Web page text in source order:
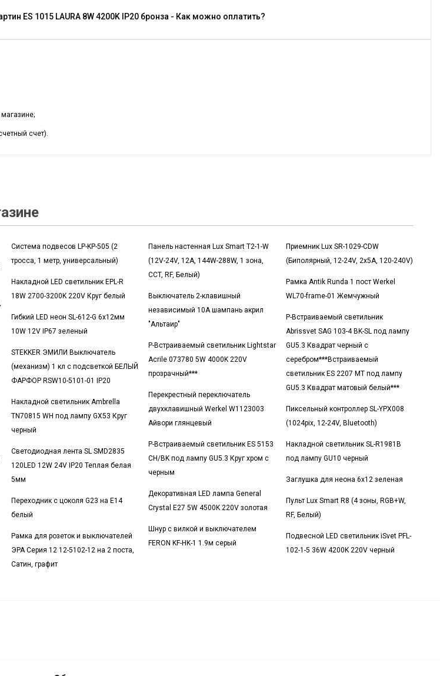
ES 1015 LAURA 8W 4200K IP20 бронза - Как можно оплатить?
счет).
Система подвесов LP-KP-505 (2
тросса, 1 метр, универсальный)
Накладной LED светильник EPL-R
18W 2700-3200K 220V Круг белый
Гибкий LED неон SL-612-G 6x12мм
10W 12V IP67 зеленый
STEKKER ЭМИЛИ Выключатель
(механизм) 1 кл с подсветкой БЕЛЫЙ
ФАРФОР RSW10-5101-01 IP20
Накладной светильник Ambrella
TN70815 WH под лампу GX53 Круг
черный
Светодиодная лента SL SMD2835
120LED 12W 24V IP20 Теплая белая
5мм
Переходник с цоколя G23 на E14
белый
Рамка для розеток и выключателей
ЭРА Серия 12 12-5102-12 на 2 поста,
Сатин, графит
Панель настенная Lux Smart T2-1-W
(12V-24V, 12A, 144W-288W, 1 зона,
CCT, RF, Белый)
Выключатель 2-клавишный
независимый 10А шампань акрил
"Альтаир"
Р-Встраиваемый светильник Lightstar
Acrile 073780 5W 4000K 220V
прозрачный***
Перекрестный переключатель
двухклавишный Werkel W1123003
Айвори глянцевый
Р-Встраиваемый светильник ES 5153
CH/BK под лампу GU5.3 Круг хром с
черным
Декоративная LED лампа General
Crystal E27 5W 4500K 220V золотая
Шнур с вилкой и выключателем
FERON KF-HK-1 1.9м серый
Приемник Lux SR-1029-CDW
(Биполярный, 12-24V, 2x5A, 120-240V)
Рамка Antik Runda 1 пост Werkel
WL70-frame-01 Жемчужный
Р-Встраиваемый светильник
Abrissvet SAG 103-4 BK-SL под лампу
GU5.3 Квадрат черный с
серебром***Встраиваемый
светильник ES 2207 MT под лампу
GU5.3 Квадрат матовый белый***
Пиксельный контроллер SL-YPX008
(1024pix, 12-24V, Bluetooth)
Накладной светильник SL-R1981B
под лампу GU10 черный
Заглушка для неона 6x12 зеленая
Пульт Lux Smart R8 (4 зоны, RGB+W,
RF, Белый)
Подвесной LED светильник iSvet PFL-
102-1-5 36W 4200K 220V черный